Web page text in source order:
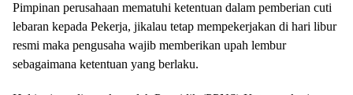
Pimpinan perusahaan mematuhi ketentuan dalam pemberian cuti
lebaran kepada Pekerja, jikalau tetap mempekerjakan di hari libur
resmi maka pengusaha wajib memberikan upah lembur
sebagaimana ketentuan yang berlaku.